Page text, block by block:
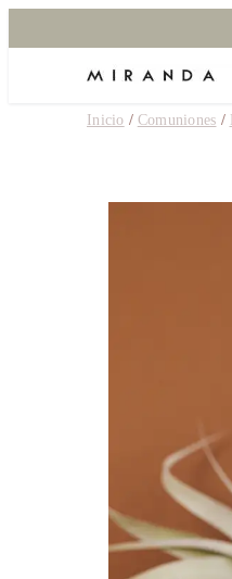
Inicio / Comuniones /